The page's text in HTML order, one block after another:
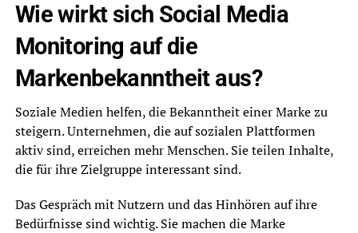
Wie wirkt sich Social Media
Monitoring auf die
Markenbekanntheit aus?
Soziale Medien helfen, die Bekanntheit einer Marke zu
steigern. Unternehmen, die auf sozialen Plattformen
aktiv sind, erreichen mehr Menschen. Sie teilen Inhalte,
die für ihre Zielgruppe interessant sind.
Das Gespräch mit Nutzern und das Hinhören auf ihre
Bedürfnisse sind wichtig. Sie machen die Marke